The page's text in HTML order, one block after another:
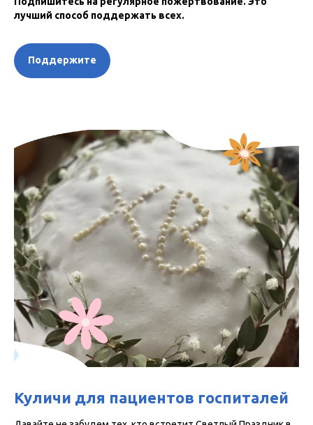
лучший способ поддержать всех.
Поддержите
Куличи для пациентов госпиталей